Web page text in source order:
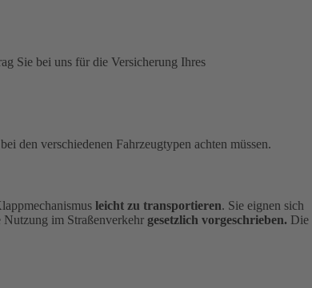
Sie bei uns für die Versicherung Ihres
den verschiedenen Fahrzeugtypen achten müssen.
leicht zu transportieren. Sie eignen sich
Nutzung im Straßenverkehr gesetzlich vorgeschrieben. Die